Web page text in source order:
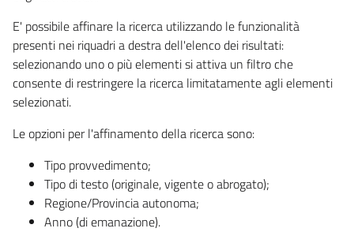
E' possibile affinare la ricerca utilizzando le funzionalità
presenti nei riquadri a destra dell'elenco dei risultati:
selezionando uno o più elementi si attiva un filtro che
consente di restringere la ricerca limitatamente agli elementi
selezionati.
Le opzioni per l'affinamento della ricerca sono:
Tipo provvedimento;
Tipo di testo (originale, vigente o abrogato);
Regione/Provincia autonoma;
Anno (di emanazione).